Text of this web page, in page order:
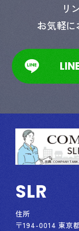
リ
お気軽に
SLR
住所
〒194-0014 東京